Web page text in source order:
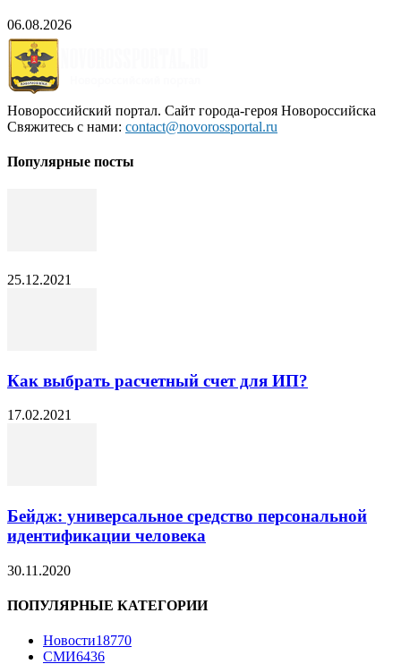
06.08.2026
Новороссийский портал. Сайт города-героя Новороссийска
Свяжитесь с нами: contact@novorossportal.ru
Популярные посты
25.12.2021
Как выбрать расчетный счет для ИП?
17.02.2021
Бейдж: универсальное средство персональной
идентификации человека
30.11.2020
ПОПУЛЯРНЫЕ КАТЕГОРИИ
Новости18770
СМИ6436